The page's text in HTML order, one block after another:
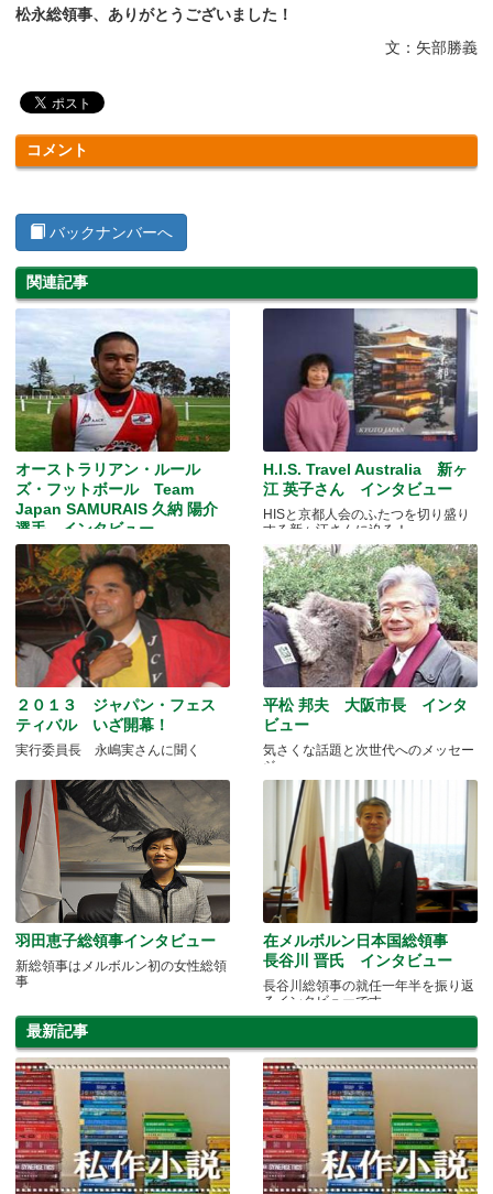
松永総領事、ありがとうございました！
文：矢部勝義
コメント
バックナンバーへ
関連記事
オーストラリアン・ルール
ズ・フットボール Team
Japan SAMURAIS 久納 陽介
選手 インタビュー
日本代表選手の素顔とは？
H.I.S. Travel Australia 新ヶ
江 英子さん インタビュー
HISと京都人会のふたつを切り盛り
する新ヶ江さんに迫る！
２０１３ ジャパン・フェス
ティバル いざ開幕！
実行委員長 永嶋実さんに聞く
平松 邦夫 大阪市長 インタ
ビュー
気さくな話題と次世代へのメッセー
ジ
羽田恵子総領事インタビュー
新総領事はメルボルン初の女性総領
事
在メルボルン日本国総領事
長谷川 晋氏 インタビュー
長谷川総領事の就任一年半を振り返
るインタビューです。
最新記事